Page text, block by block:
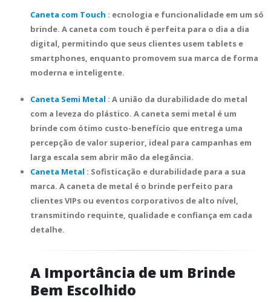
Caneta com Touch : ecnologia e funcionalidade em um só
brinde. A caneta com touch é perfeita para o dia a dia
digital, permitindo que seus clientes usem tablets e
smartphones, enquanto promovem sua marca de forma
moderna e inteligente.
Caneta Semi Metal : A união da durabilidade do metal
com a leveza do plástico. A caneta semi metal é um
brinde com ótimo custo-benefício que entrega uma
percepção de valor superior, ideal para campanhas em
larga escala sem abrir mão da elegância.
Caneta Metal : Sofisticação e durabilidade para a sua
marca. A caneta de metal é o brinde perfeito para
clientes VIPs ou eventos corporativos de alto nível,
transmitindo requinte, qualidade e confiança em cada
detalhe.
A Importância de um Brinde
Bem Escolhido